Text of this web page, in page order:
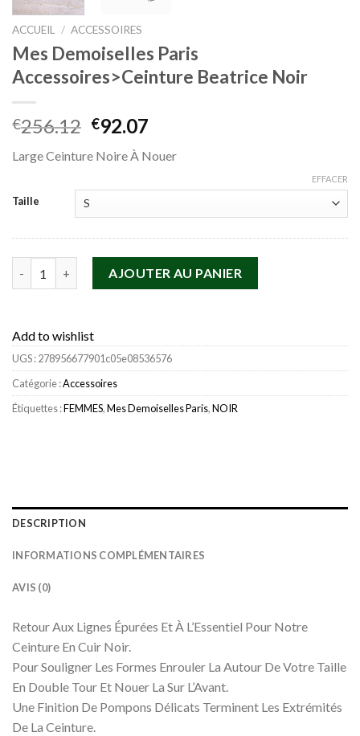
ACCUEIL / ACCESSOIRES
Mes Demoiselles Paris
Accessoires>Ceinture Beatrice Noir
€256.12 Le
initial
€92.07
actuel
Large Ceinture Noire À Nouer
Taille
EFFACER
AJOUTER AU PANIER
Add to wishlist
UGS :278956677901c05e08536576
Catégorie :Accessoires
Étiquettes :FEMMES,Mes Demoiselles Paris,NOIR
DESCRIPTION
INFORMATIONS COMPLÉMENTAIRES
AVIS (0)
Retour Aux Lignes Épurées Et À L’Essentiel Pour Notre
Ceinture En Cuir Noir.
Pour Souligner Les Formes Enrouler La Autour De Votre Taille
En Double Tour Et Nouer La Sur L’Avant.
Une Finition De Pompons Délicats Terminent Les Extrémités
De La Ceinture.